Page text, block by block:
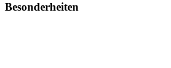
Besonderheiten